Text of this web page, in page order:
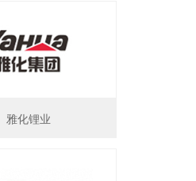
雅化锂业